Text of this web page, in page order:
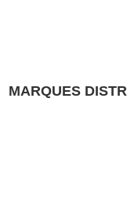
MARQUES